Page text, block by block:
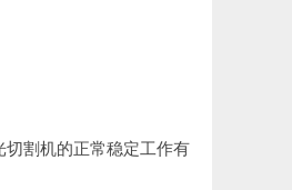
切割机的正常稳定工作有